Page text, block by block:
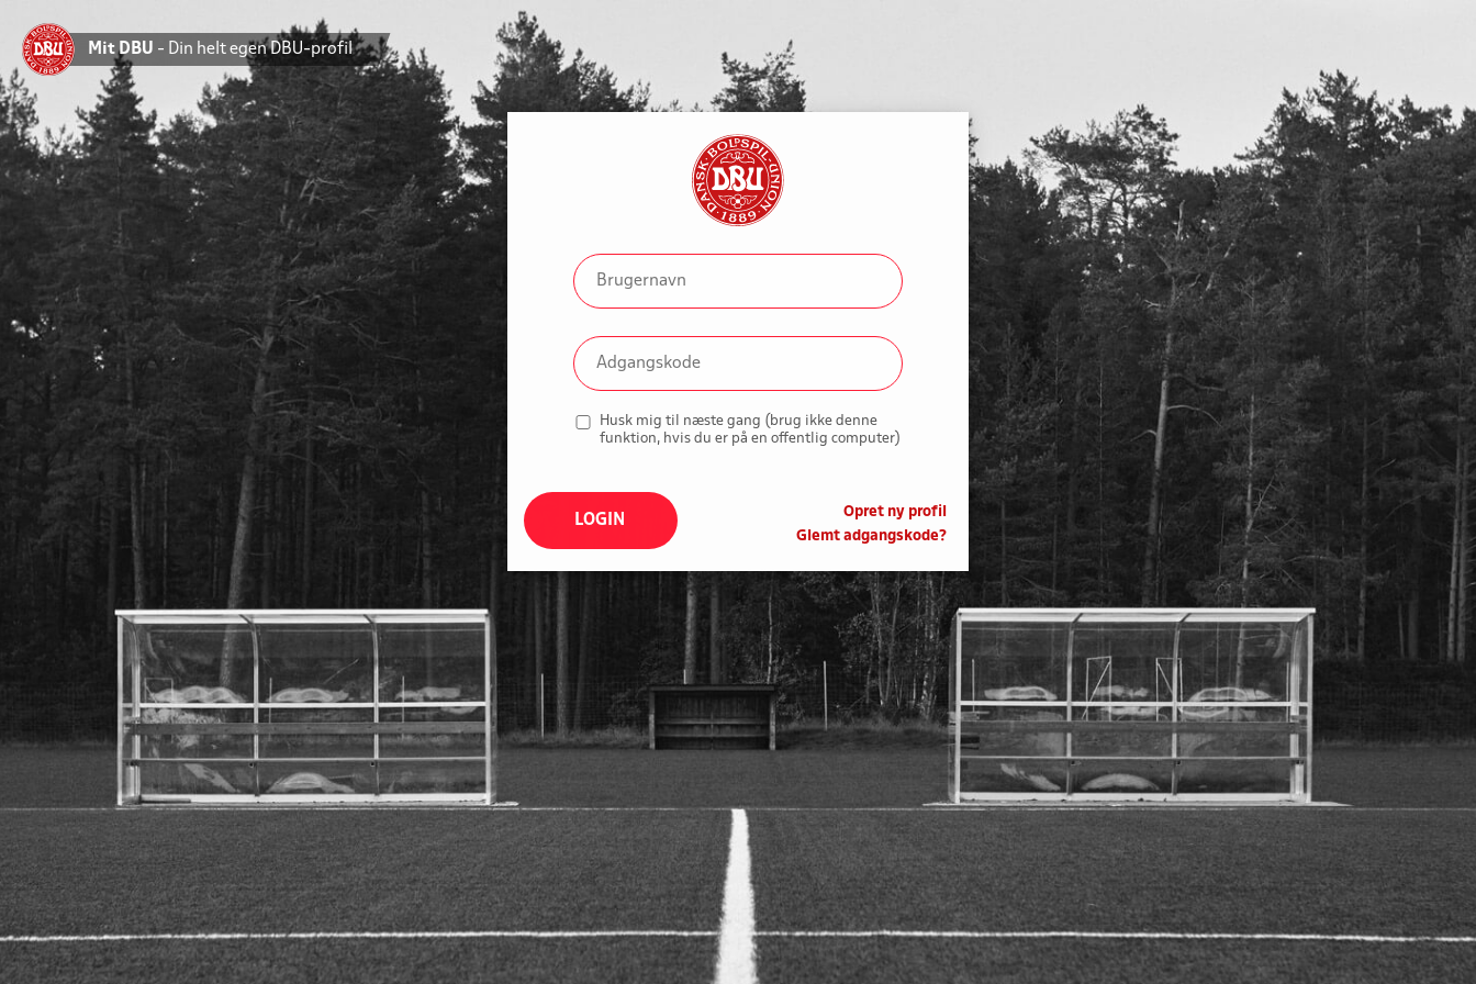
Mit DBU - Din helt egen DBU-profil
Husk mig til næste gang (brug ikke denne
funktion, hvis du er på en offentlig computer)
LOGIN
Opret ny profil
Glemt adgangskode?